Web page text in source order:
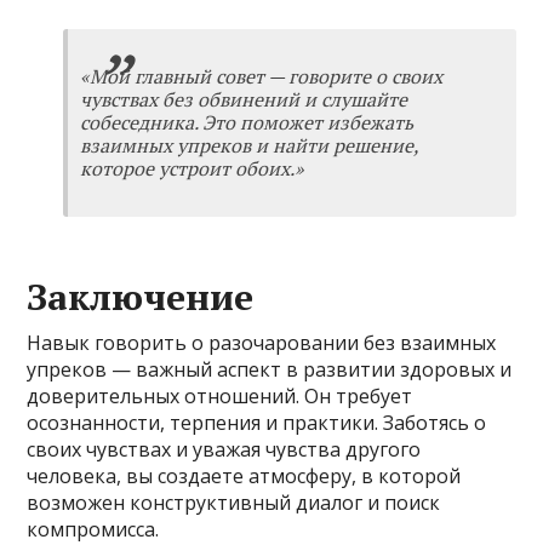
«Мой главный совет — говорите о своих
чувствах без обвинений и слушайте
собеседника. Это поможет избежать
взаимных упреков и найти решение,
которое устроит обоих.»
Заключение
Навык говорить о разочаровании без взаимных
упреков — важный аспект в развитии здоровых и
доверительных отношений. Он требует
осознанности, терпения и практики. Заботясь о
своих чувствах и уважая чувства другого
человека, вы создаете атмосферу, в которой
возможен конструктивный диалог и поиск
компромисса.